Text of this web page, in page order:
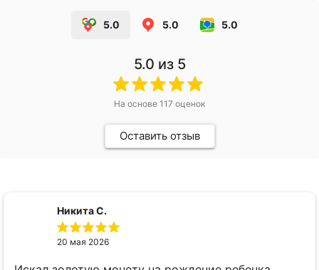
5.0 5.0 5.0
5.0 из 5
На основе 117 оценок
Оставить отзыв
Никита С.
20 мая 2026